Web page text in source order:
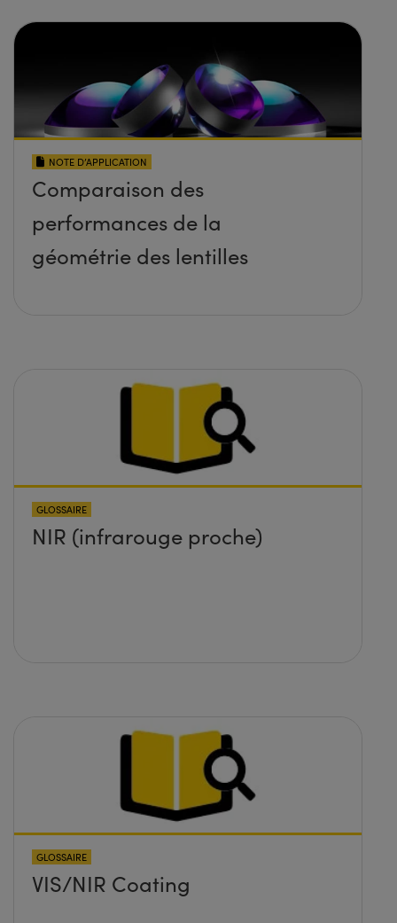
NOTE D’APPLICATION
Comparaison des
performances de la
géométrie des lentilles
GLOSSAIRE
NIR (infrarouge proche)
GLOSSAIRE
VIS/NIR Coating